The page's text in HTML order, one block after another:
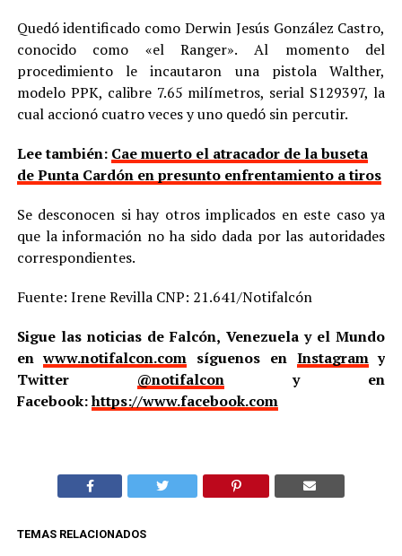
Quedó identificado como Derwin Jesús González Castro,
conocido como «el Ranger». Al momento del
procedimiento le incautaron una pistola Walther,
modelo PPK, calibre 7.65 milímetros, serial S129397, la
cual accionó cuatro veces y uno quedó sin percutir.
Lee también: Cae muerto el atracador de la buseta
de Punta Cardón en presunto enfrentamiento a tiros
Se desconocen si hay otros implicados en este caso ya
que la información no ha sido dada por las autoridades
correspondientes.
Fuente: Irene Revilla CNP: 21.641/Notifalcón
Sigue las noticias de Falcón, Venezuela y el Mundo
enwww.notifalcon.com síguenos en Instagramy
Twitter @notifalcony en
Facebook:https://www.facebook.com
TEMAS RELACIONADOS